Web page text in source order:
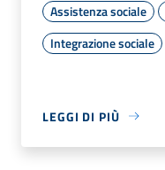
Assistenza sociale
Integrazione sociale
LEGGI DI PIÙ